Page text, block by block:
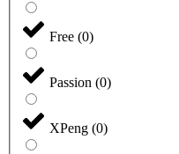
Free (0)
Passion (0)
XPeng (0)